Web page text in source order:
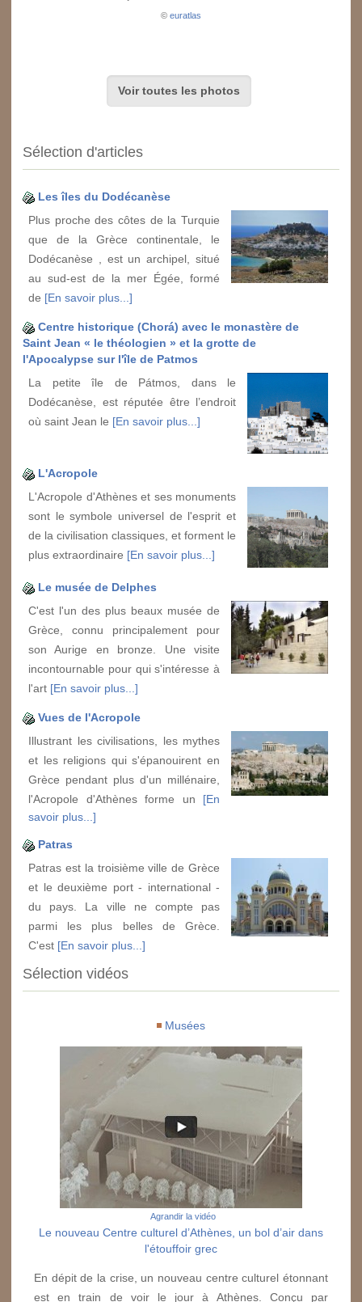
© euratlas
Voir toutes les photos
Sélection d'articles
Les îles du Dodécanèse
Plus proche des côtes de la Turquie
que de la Grèce continentale, le
Dodécanèse , est un archipel, situé
au sud-est de la mer Égée, formé
de [En savoir plus...]
Centre historique (Chorá) avec le monastère de
Saint Jean « le théologien » et la grotte de
l'Apocalypse sur l'île de Patmos
La petite île de Pátmos, dans le
Dodécanèse, est réputée être l’endroit
où saint Jean le [En savoir plus...]
L'Acropole
L'Acropole d'Athènes et ses monuments
sont le symbole universel de l'esprit et
de la civilisation classiques, et forment le
plus extraordinaire [En savoir plus...]
Le musée de Delphes
C'est l'un des plus beaux musée de
Grèce, connu principalement pour
son Aurige en bronze. Une visite
incontournable pour qui s'intéresse à
l'art [En savoir plus...]
Vues de l'Acropole
Illustrant les civilisations, les mythes
et les religions qui s'épanouirent en
Grèce pendant plus d'un millénaire,
l'Acropole d'Athènes forme un [En
savoir plus...]
Patras
Patras est la troisième ville de Grèce
et le deuxième port - international -
du pays. La ville ne compte pas
parmi les plus belles de Grèce.
C'est [En savoir plus...]
Sélection vidéos
Musées
Agrandir la vidéo
Le nouveau Centre culturel d’Athènes, un bol d’air dans
l'étouffoir grec
En dépit de la crise, un nouveau centre culturel étonnant
est en train de voir le jour à Athènes. Conçu par